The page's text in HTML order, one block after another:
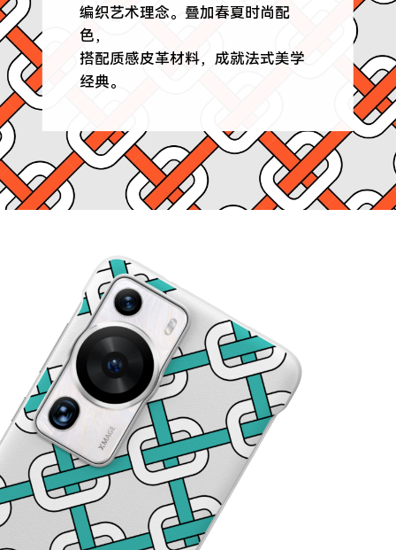
编织艺术理念。叠加春夏时尚配
色，
搭配质感皮革材料，成就法式美学
经典。